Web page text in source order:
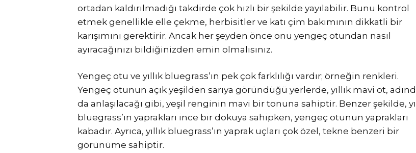
ortadan kaldırılmadığı takdirde çok hızlı bir şekilde yayılabilir. Bunu kontrol
etmek genellikle elle çekme, herbisitler ve katı çim bakımının dikkatli bir
karışımını gerektirir. Ancak her şeyden önce onu yengeç otundan nasıl
ayıracağınızı bildiğinizden emin olmalısınız.
Yengeç otu ve yıllık bluegrass’ın pek çok farklılığı vardır; örneğin renkleri.
Yengeç otunun açık yeşilden sarıya göründüğü yerlerde, yıllık mavi ot,
da anlaşılacağı gibi, yeşil renginin mavi bir tonuna sahiptir. Benzer şekilde,
bluegrass’ın yaprakları ince bir dokuya sahipken, yengeç otunun yaprakları
kabadır. Ayrıca, yıllık bluegrass’ın yaprak uçları çok özel, tekne benzeri bir
görünüme sahiptir.